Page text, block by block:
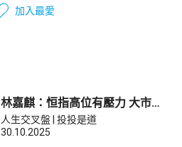
加入最愛
林嘉麒：恒指高位有壓力 大市有
待催化
人生交叉盤 | 投投是道
30.10.2025